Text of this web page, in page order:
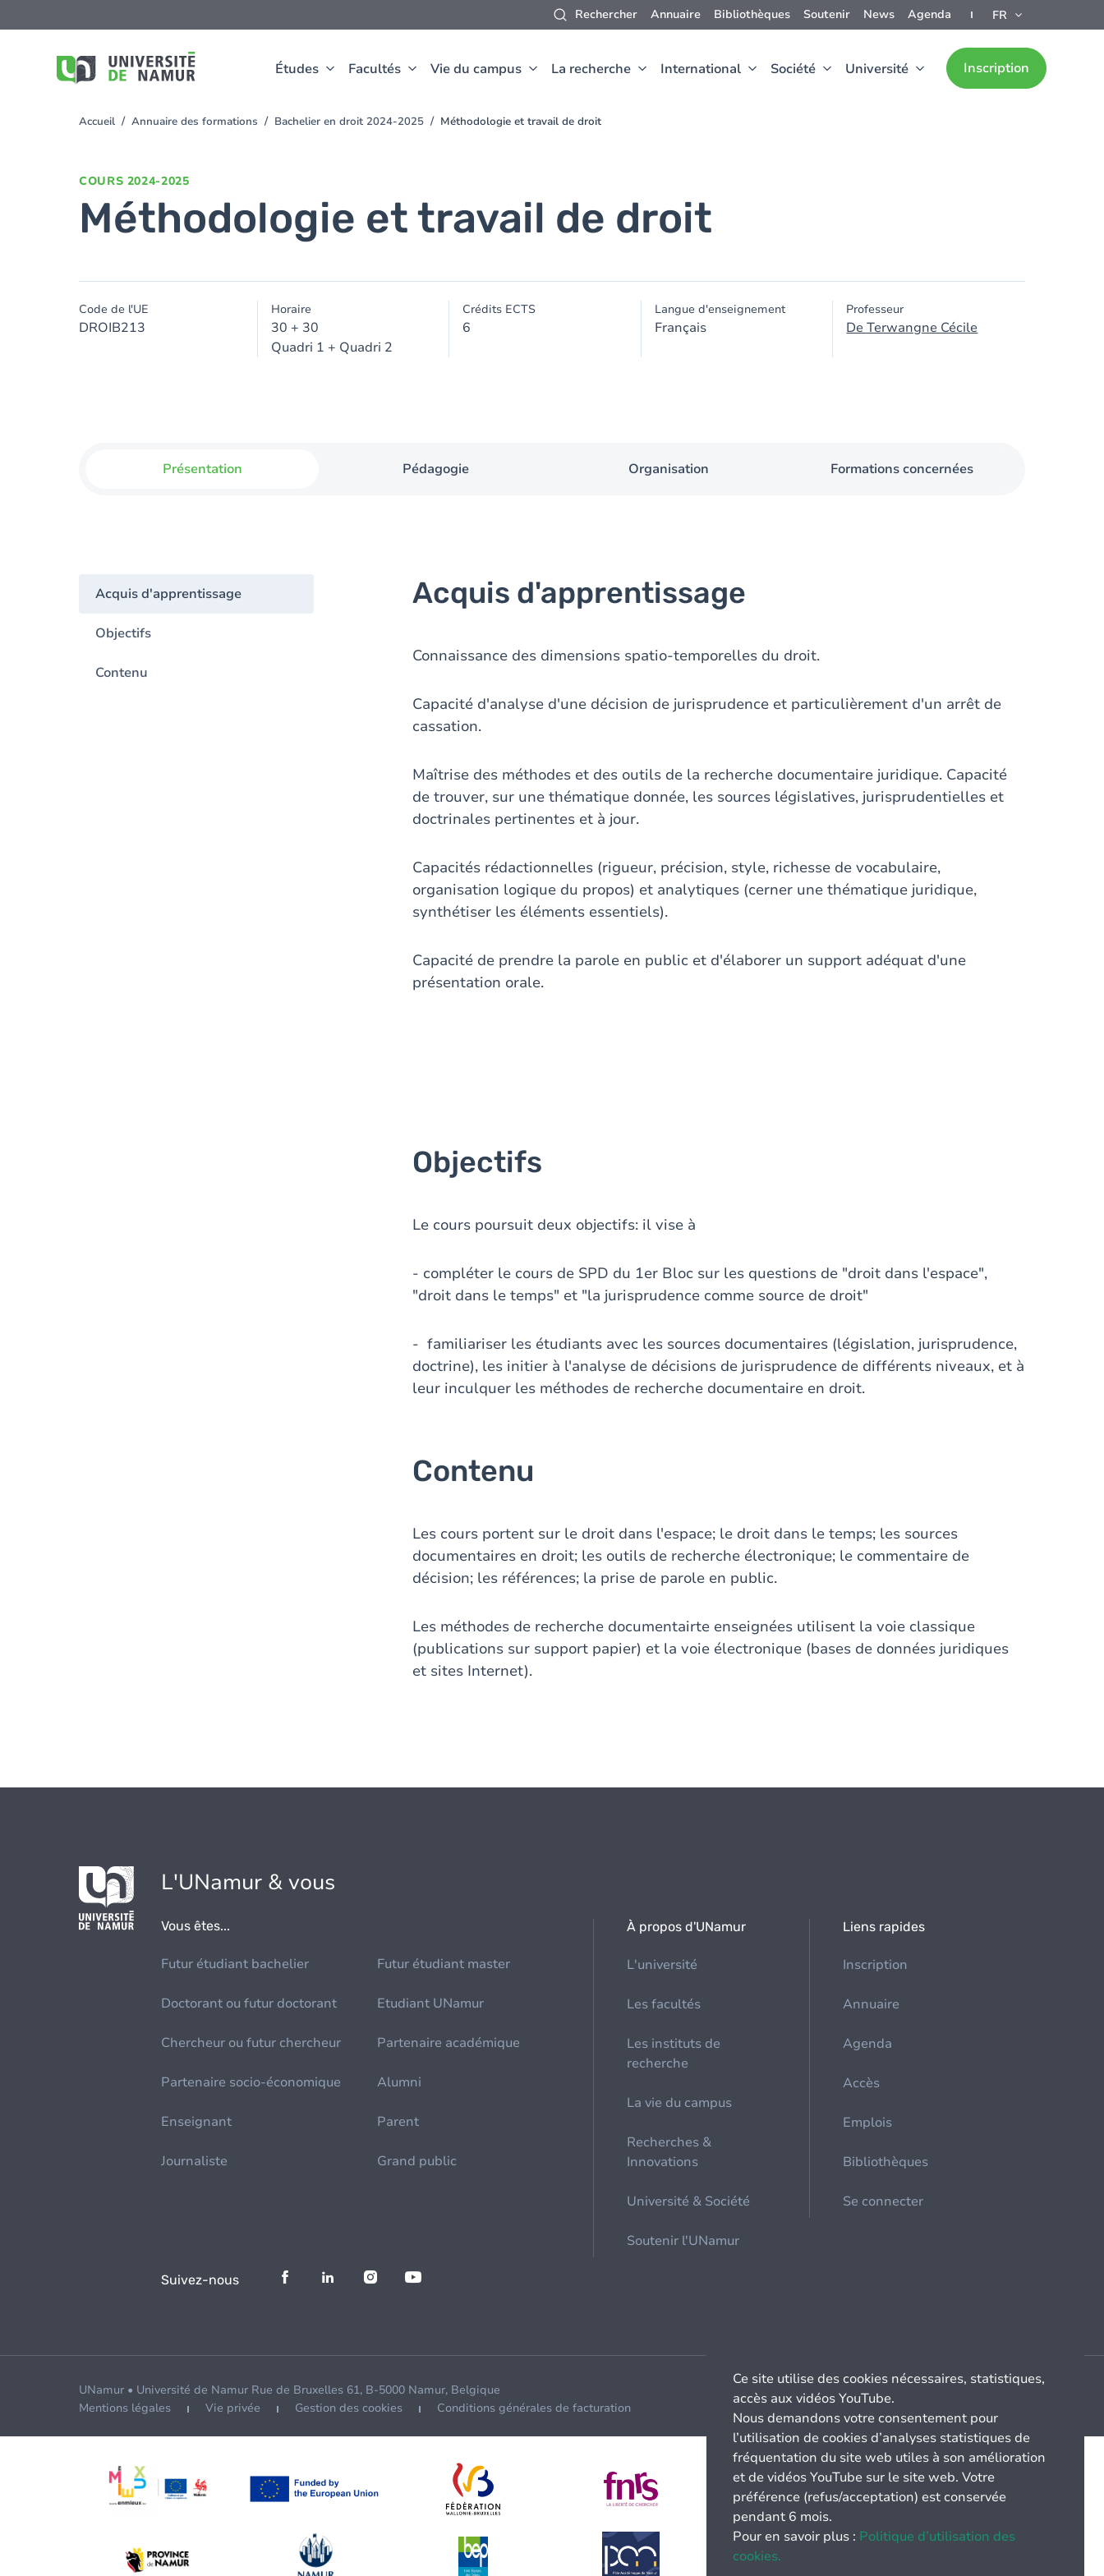
Rechercher Annuaire Bibliothèques Soutenir News Agenda FR
Études Facultés Vie du campus La recherche International Société Université Inscription
au
You
Accueil Annuaire des formations Bachelier en droit 2024-2025 Méthodologie et travail de droit
COURS 2024-2025
Méthodologie et travail de droit
Code de l'UE
DROIB213
Horaire
30 + 30
Quadri 1 + Quadri 2
Crédits ECTS
6
Langue d'enseignement
Français
Professeur
De Terwangne Cécile
Présentation Pédagogie Organisation Formations concernées
Acquis d'apprentissage
Objectifs
Contenu
Acquis d'apprentissage
Connaissance des dimensions spatio-temporelles du droit.
Capacité d'analyse d'une décision de jurisprudence et particulièrement d'un arrêt de
cassation.
Maîtrise des méthodes et des outils de la recherche documentaire juridique. Capacité
de trouver, sur une thématique donnée, les sources législatives, jurisprudentielles et
doctrinales pertinentes et à jour.
Capacités rédactionnelles (rigueur, précision, style, richesse de vocabulaire,
organisation logique du propos) et analytiques (cerner une thématique juridique,
synthétiser les éléments essentiels).
Capacité de prendre la parole en public et d'élaborer un support adéquat d'une
présentation orale.
Objectifs
Le cours poursuit deux objectifs: il vise à
- compléter le cours de SPD du 1er Bloc sur les questions de "droit dans l'espace",
"droit dans le temps" et "la jurisprudence comme source de droit"
- familiariser les étudiants avec les sources documentaires (législation, jurisprudence,
doctrine), les initier à l'analyse de décisions de jurisprudence de différents niveaux, et à
leur inculquer les méthodes de recherche documentaire en droit.
Contenu
Les cours portent sur le droit dans l'espace; le droit dans le temps; les sources
documentaires en droit; les outils de recherche électronique; le commentaire de
décision; les références; la prise de parole en public.
Les méthodes de recherche documentairte enseignées utilisent la voie classique
(publications sur support papier) et la voie électronique (bases de données juridiques
et sites Internet).
L'UNamur & vous
Vous êtes...
Futur étudiant bachelier Futur étudiant master
Doctorant ou futur doctorant Etudiant UNamur
Chercheur ou futur chercheur Partenaire académique
Partenaire socio-économique Alumni
Enseignant Parent
Journaliste Grand public
À propos d'UNamur
L'université
Les facultés
Les instituts de
recherche
La vie du campus
Recherches &
Innovations
Université & Société
Soutenir l'UNamur
Liens rapides
Inscription
Annuaire
Agenda
Accès
Emplois
Bibliothèques
Se connecter
Suivez-nous
UNamur • Université de Namur Rue de Bruxelles 61, B-5000 Namur, Belgique
Mentions légales
Vie privée Gestion des cookies Conditions générales de facturation
Ce site utilise des cookies nécessaires, statistiques,
accès aux vidéos YouTube.
Nous demandons votre consentement pour
l’utilisation de cookies d’analyses statistiques de
fréquentation du site web utiles à son amélioration
et de vidéos YouTube sur le site web. Votre
préférence (refus/acceptation) est conservée
pendant 6 mois.
Pour en savoir plus : Politique d’utilisation des
cookies.